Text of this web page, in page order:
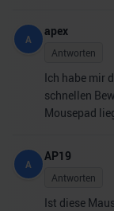
A
apex
Antworten
Ich habe mir
schnellen
Mousepad
A
AP19
Antworten
Ist diese